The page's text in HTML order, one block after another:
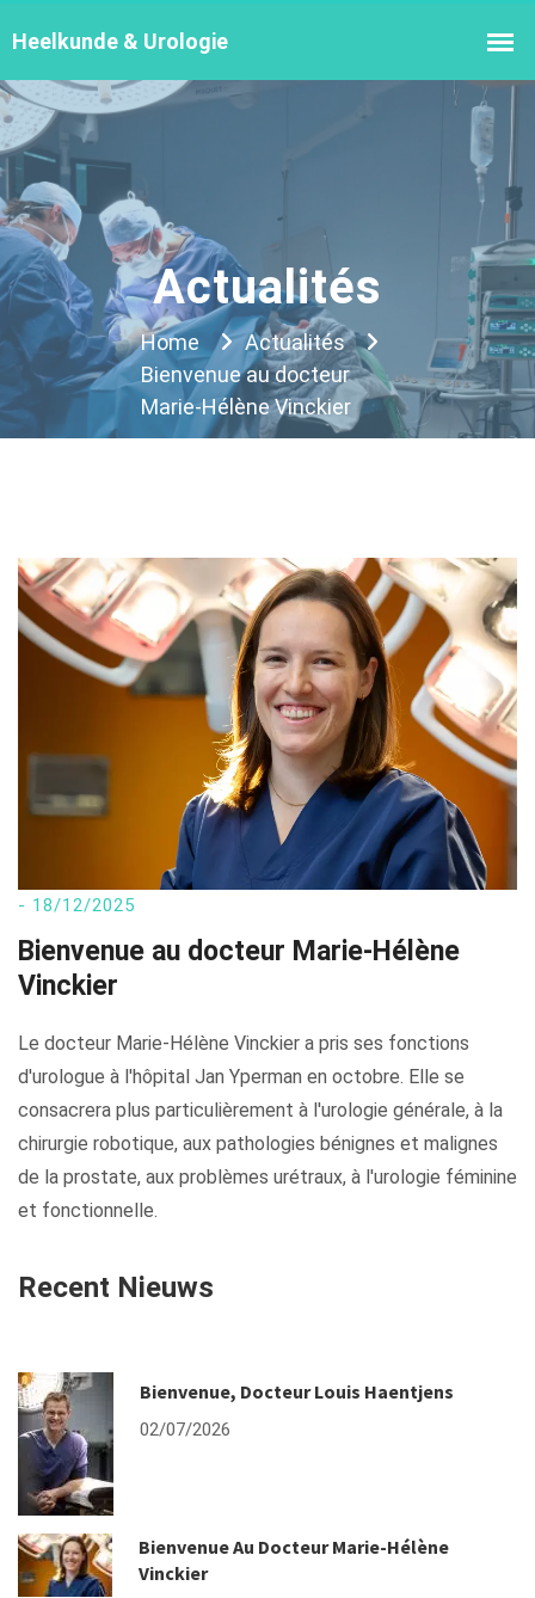
Actualités
Home
Actualités
Bienvenue au docteur
Marie-Hélène Vinckier
- 18/12/2025
Bienvenue au docteur Marie-Hélène
Vinckier
Le docteur Marie-Hélène Vinckier a pris ses fonctions
d'urologue à l'hôpital Jan Yperman en octobre. Elle se
consacrera plus particulièrement à l'urologie générale, à la
chirurgie robotique, aux pathologies bénignes et malignes
de la prostate, aux problèmes urétraux, à l'urologie féminine
et fonctionnelle.
Recent Nieuws
Bienvenue, Docteur Louis Haentjens
02/07/2026
Bienvenue Au Docteur Marie-Hélène
Vinckier